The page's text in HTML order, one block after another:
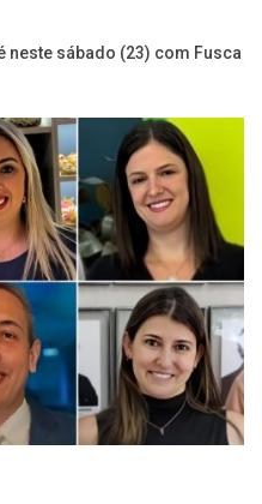
neste sábado (23) com Fusca